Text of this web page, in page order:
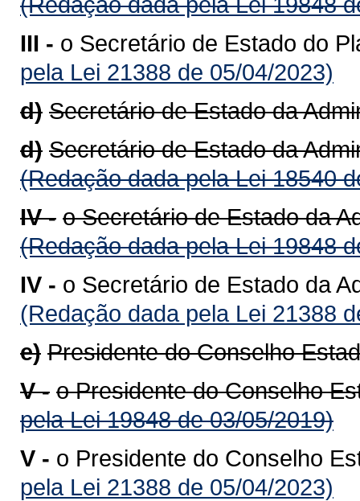
III - o Secretário de Estado do
pela Lei 21388 de 05/04/2023)
d) Secretário de Estado da
d) Secretário de Estado da
(Redação dada pela Lei 18540
IV - o Secretário de Estado da
(Redação dada pela Lei 19848
IV - o Secretário de Estado da
(Redação dada pela Lei 21388
e) Presidente do Conselho
V - o Presidente do Conselho
pela Lei 19848 de 03/05/2019)
V - o Presidente do Conselho
pela Lei 21388 de 05/04/2023)